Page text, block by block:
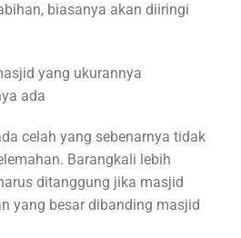
biasanya akan diiringi
yang ukurannya
ada
celah yang sebenarnya tidak
Barangkali lebih
ditanggung jika masjid
yang besar dibanding masjid